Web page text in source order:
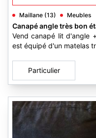
Maillane (13) Meubles
Canapé angle très bon
Vend canapé lit d'angle
est équipé d'un matelas
Particulier